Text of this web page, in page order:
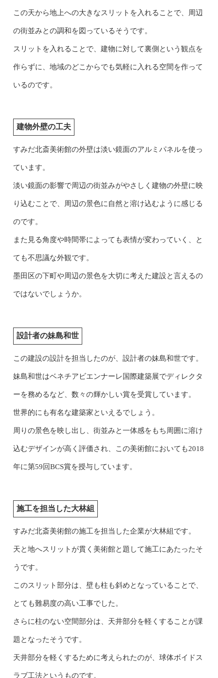
この天から地上への大きなスリットを入れることで、周辺
の街並みとの調和を図っているそうです。
スリットを入れることで、建物に対して裏側という観点を
作らずに、地域のどこからでも気軽に入れる空間を作って
いるのです。
建物外壁の工夫
すみだ北斎美術館の外壁は淡い鏡面のアルミパネルを使っ
ています。
淡い鏡面の影響で周辺の街並みがやさしく建物の外壁に映
り込むことで、周辺の景色に自然と溶け込むように感じる
のです。
また見る角度や時間帯によっても表情が変わっていく、と
ても不思議な外観です。
墨田区の下町や周辺の景色を大切に考えた建設と言えるの
ではないでしょうか。
設計者の妹島和世
この建設の設計を担当したのが、設計者の妹島和世です。
妹島和世はベネチアビエンナーレ国際建築展でディレクタ
ーを務めるなど、数々の輝かしい賞を受賞しています。
世界的にも有名な建築家といえるでしょう。
周りの景色を映し出し、街並みと一体感をもち周囲に溶け
込むデザインが高く評価され、この美術館においても2018
年に第59回BCS賞を授与しています。
施工を担当した大林組
すみだ北斎美術館の施工を担当した企業が大林組です。
天と地へスリットが貫く美術館と題して施工にあたったそ
うです。
このスリット部分は、壁も柱も斜めとなっていることで、
とても難易度の高い工事でした。
さらに柱のない空間部分は、天井部分を軽くすることが課
題となったそうです。
天井部分を軽くするために考えられたのが、球体ボイドス
ラブ工法というものです。